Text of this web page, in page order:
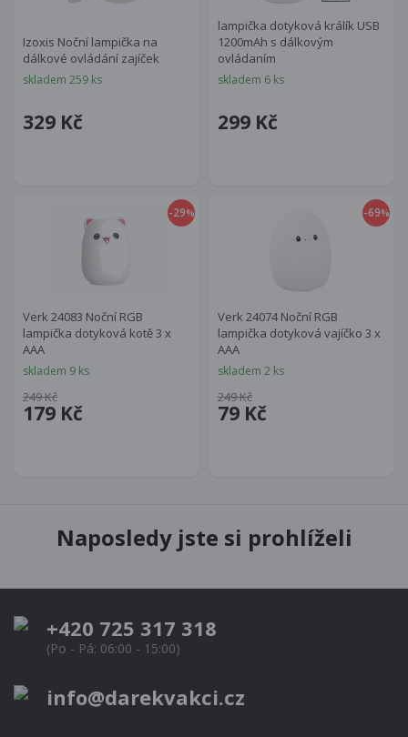
Izoxis Noční lampička na
dálkové ovládání zajíček
skladem 259 ks
329 Kč
Verk 24073 Noční RGB
lampička dotyková králík USB
1200mAh s dálkovým
ovládaním
skladem 6 ks
299 Kč
-29%
Verk 24083 Noční RGB
lampička dotyková kotě 3 x
AAA
skladem 9 ks
179 Kč
249 Kč
-69%
Verk 24074 Noční RGB
lampička dotyková vajíčko 3 x
AAA
skladem 2 ks
79 Kč
249 Kč
Naposledy jste si prohlíželi
+420 725 317 318
(Po - Pá: 06:00 - 15:00)
info@darekvakci.cz